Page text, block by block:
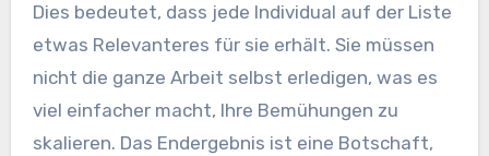
Dies bedeutet, dass jede Individual auf der Liste
etwas Relevanteres für sie erhält. Sie müssen
nicht die ganze Arbeit selbst erledigen, was es
viel einfacher macht, Ihre Bemühungen zu
skalieren. Das Endergebnis ist eine Botschaft,